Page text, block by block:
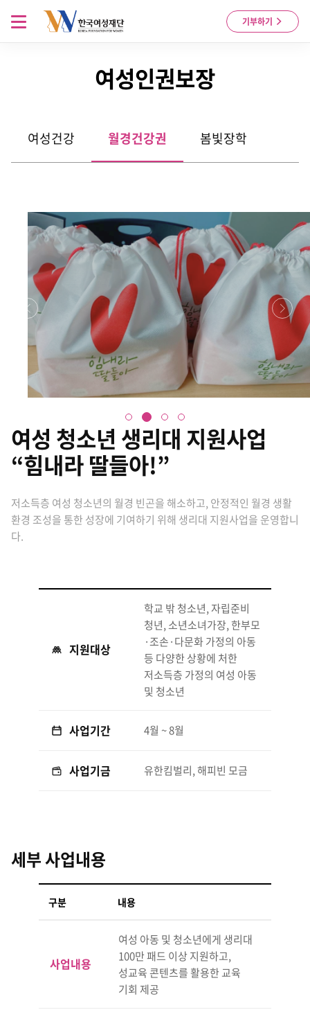
Skip to content
기부하기
메뉴 열기
여성인권보장
여성건강 월경건강권 봄빛장학
여성 청소년 생리대 지원사업
“힘내라 딸들아!”
저소득층 여성 청소년의 월경 빈곤을 해소하고, 안정적인 월경 생활
환경 조성을 통한 성장에 기여하기 위해 생리대 지원사업을 운영합니
다.
지원대상
학교 밖 청소년, 자립준비
청년, 소년소녀가장, 한부모
·조손·다문화 가정의 아동
등 다양한 상황에 처한
저소득층 가정의 여성 아동
및 청소년
사업기간 4월 ~ 8월
사업기금 유한킴벌리, 해피빈 모금
세부 사업내용
구분 내용
사업내용
여성 아동 및 청소년에게 생리대
100만 패드 이상 지원하고,
성교육 콘텐츠를 활용한 교육
기회 제공